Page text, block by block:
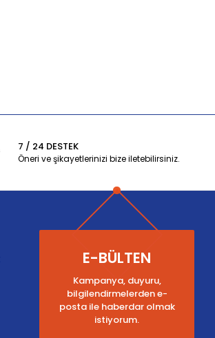
7 / 24 DESTEK
Öneri ve şikayetlerinizi bize iletebilirsiniz.
E-BÜLTEN
Kampanya, duyuru,
bilgilendirmelerden e-
posta ile haberdar olmak
istiyorum.